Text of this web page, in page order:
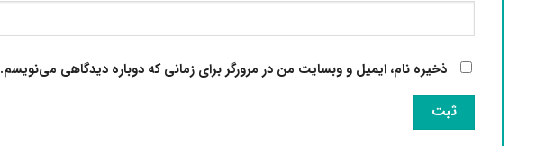
ذخیره نام، ایمیل و وبسایت من در مرورگر برای زمانی که دوباره دیدگاهی می‌نویسم.